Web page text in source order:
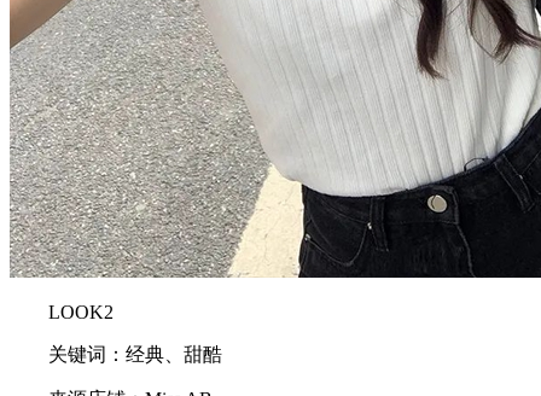
LOOK2
关键词：经典、甜酷